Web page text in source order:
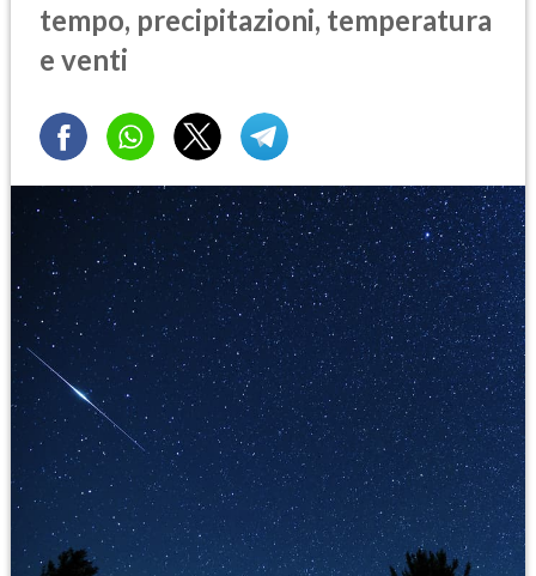
tempo, precipitazioni, temperatura
e venti